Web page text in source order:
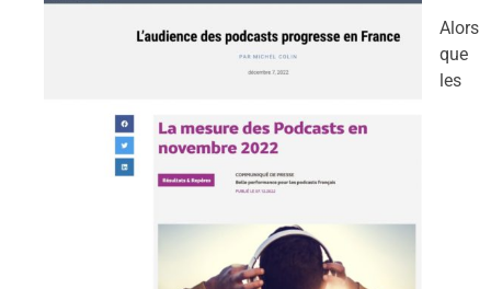
Alors
que
les